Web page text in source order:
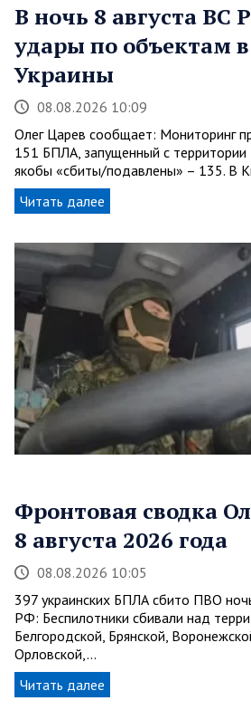
В ночь 8 августа ВС
удары по объектам в
Украины
08.08.2026 10:09
Олег Царев сообщает: Мониторинг
151 БПЛА, запущенный с территории
якобы «сбиты/подавлены» – 135. В
Читать далее
Фронтовая сводка
8 августа 2026 года
08.08.2026 10:05
397 украинских БПЛА сбито ПВО
РФ: Беспилотники сбивали над
Белгородской, Брянской,
Орловской,…
Читать далее